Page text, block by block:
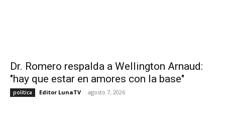
Dr. Romero respalda a Wellington Arnaud:
"hay que estar en amores con la base"
política Editor LunaTV - agosto 7, 2026